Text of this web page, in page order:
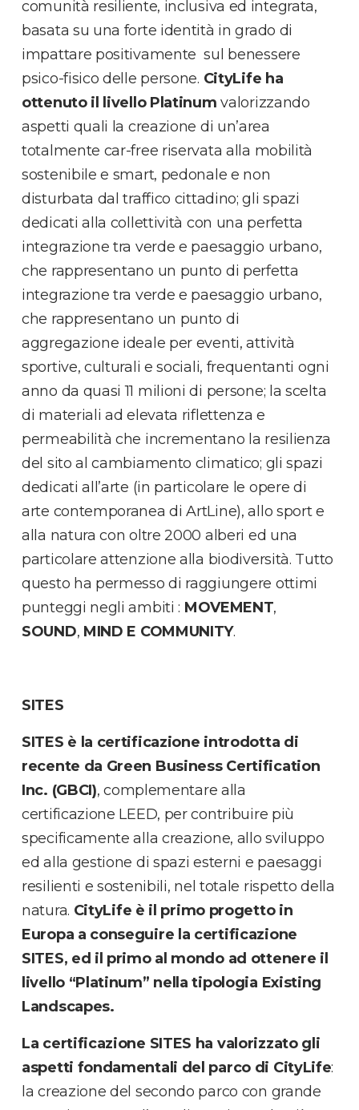
comunità resiliente, inclusiva ed integrata,
basata su una forte identità in grado di
impattare positivamente sul benessere
psico-fisico delle persone. CityLife ha
ottenuto il livello Platinumvalorizzando
aspetti quali la creazione di un’area
totalmente car-free riservata alla mobilità
sostenibile e smart, pedonale e non
disturbata dal traffico cittadino; gli spazi
dedicati alla collettività con una perfetta
integrazione tra verde e paesaggio urbano,
che rappresentano un punto di perfetta
integrazione tra verde e paesaggio urbano,
che rappresentano un punto di
aggregazione ideale per eventi, attività
sportive, culturali e sociali, frequentanti ogni
anno da quasi 11 milioni di persone; la scelta
di materiali ad elevata riflettenza e
permeabilità che incrementano la resilienza
del sito al cambiamento climatico; gli spazi
dedicati all’arte (in particolare le opere di
arte contemporanea di ArtLine), allo sport e
alla natura con oltre 2000 alberi ed una
particolare attenzione alla biodiversità. Tutto
questo ha permesso di raggiungere ottimi
punteggi negli ambiti : MOVEMENT,
SOUND, MIND E COMMUNITY.
SITES
SITES è la certificazione introdotta di
recente da Green Business Certification
Inc. (GBCI), complementare alla
certificazione LEED, per contribuire più
specificamente alla creazione, allo sviluppo
ed alla gestione di spazi esterni e paesaggi
resilienti e sostenibili, nel totale rispetto della
natura. CityLife è il primo progetto in
Europa a conseguire la certificazione
SITES, ed il primo al mondo ad ottenere il
livello “Platinum” nella tipologia Existing
Landscapes.
La certificazione SITES ha valorizzato gli
aspetti fondamentali del parco di CityLife:
la creazione del secondo parco con grande